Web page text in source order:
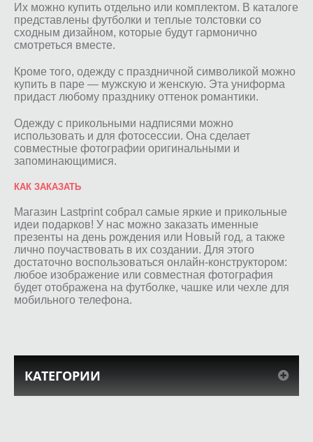
Их можно купить отдельно или комплектом. В каталоге
представлены футболки и теплые толстовки со
сходным дизайном, которые будут гармонично
смотреться вместе.
Кроме того, одежду с праздничной символикой можно
купить в паре — мужскую и женскую. Эта униформа
придаст любому празднику оттенок романтики.
Одежду с прикольными надписями можно
использовать и для фотосессии. Она сделает
совместные фотографии оригинальными и
запоминающимися.
КАК ЗАКАЗАТЬ
Магазин Lastprint собрал самые яркие и прикольные
идеи подарков! У нас можно заказать именные
презенты на день рождения или Новый год, а также
лично поучаствовать в их создании. Для этого
достаточно воспользоваться онлайн-конструктором:
любое изображение или совместная фотография
будет отображена на футболке, чашке или чехле для
мобильного телефона.
КАТЕГОРИИ